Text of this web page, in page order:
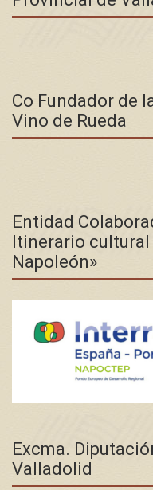
Co Fundador de
Vino de Rueda
Entidad
Itinerario cultural
Napoleón»
Excma.
Valladolid